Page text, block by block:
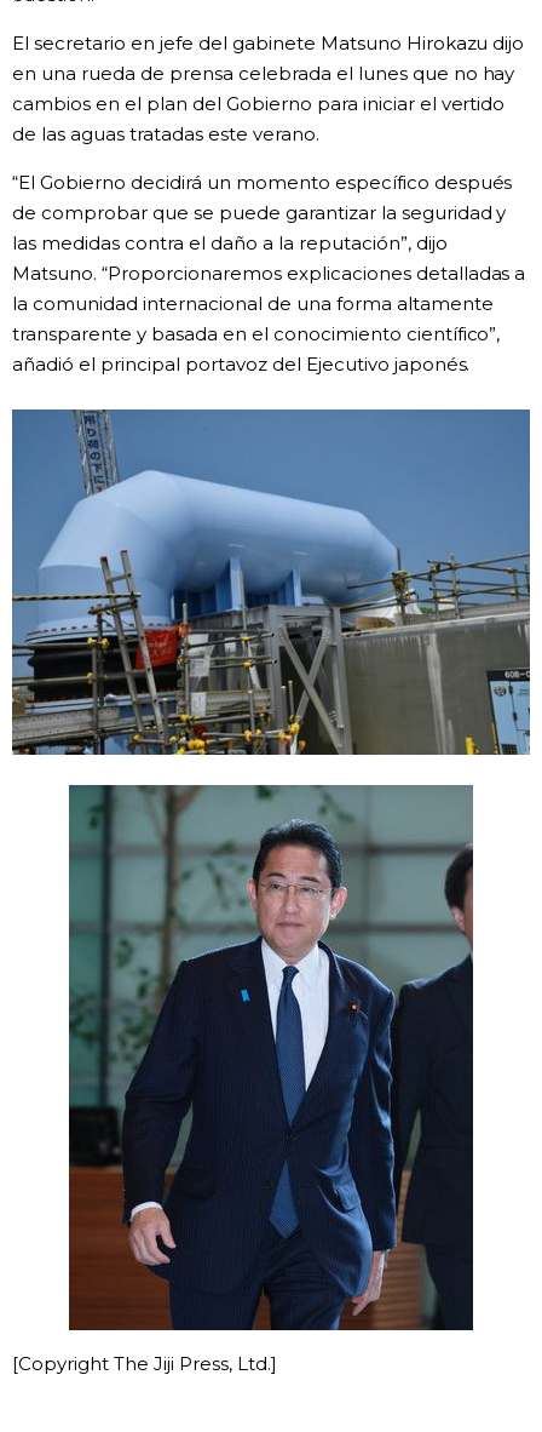
Avisos
El secretario en jefe del gabinete Matsuno Hirokazu dijo
en una rueda de prensa celebrada el lunes que no hay
cambios en el plan del Gobierno para iniciar el vertido
de las aguas tratadas este verano.
“El Gobierno decidirá un momento específico después
de comprobar que se puede garantizar la seguridad y
las medidas contra el daño a la reputación”, dijo
Matsuno. “Proporcionaremos explicaciones detalladas a
la comunidad internacional de una forma altamente
transparente y basada en el conocimiento científico”,
añadió el principal portavoz del Ejecutivo japonés.
[Copyright The Jiji Press, Ltd.]